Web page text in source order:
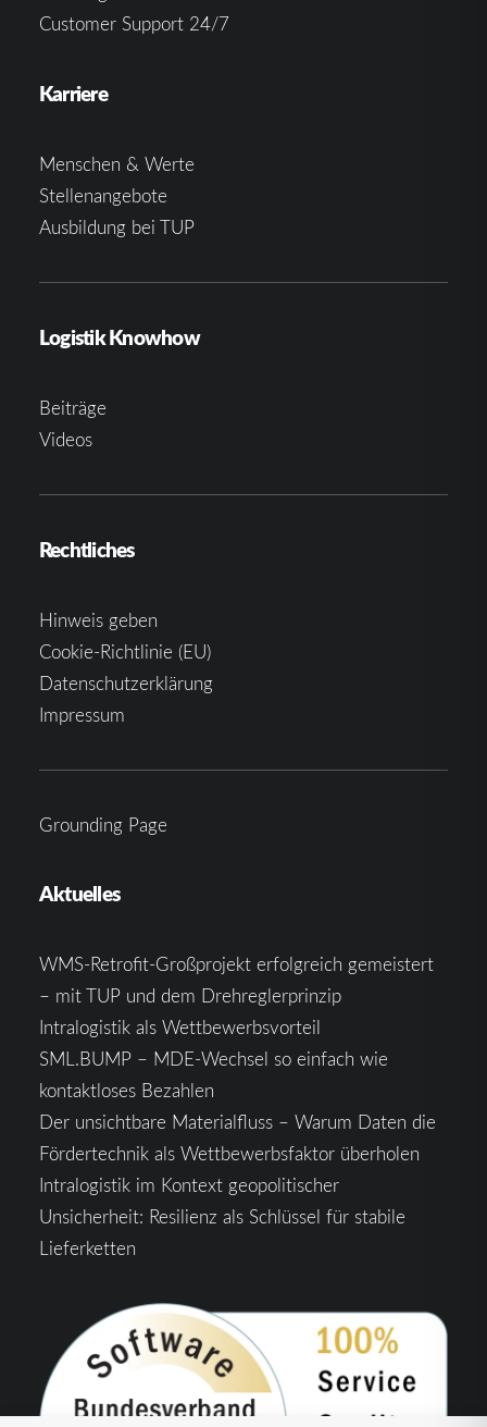
Customer Support 24/7
Karriere
Menschen & Werte
Stellenangebote
Ausbildung bei TUP
Logistik Knowhow
Beiträge
Videos
Rechtliches
Hinweis geben
Cookie-Richtlinie (EU)
Datenschutzerklärung
Impressum
Grounding Page
Aktuelles
WMS-Retrofit-Großprojekt erfolgreich gemeistert
– mit TUP und dem Drehreglerprinzip
Intralogistik als Wettbewerbsvorteil
SML.BUMP – MDE-Wechsel so einfach wie
kontaktloses Bezahlen
Der unsichtbare Materialfluss – Warum Daten die
Fördertechnik als Wettbewerbsfaktor überholen
Intralogistik im Kontext geopolitischer
Unsicherheit: Resilienz als Schlüssel für stabile
Lieferketten